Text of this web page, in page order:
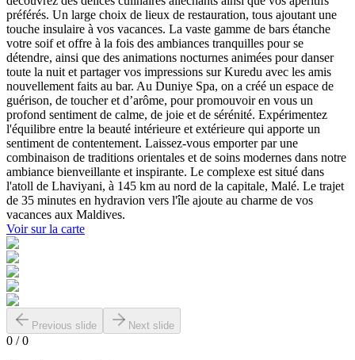
préférés. Un large choix de lieux de restauration, tous ajoutant une
touche insulaire à vos vacances. La vaste gamme de bars étanche
votre soif et offre à la fois des ambiances tranquilles pour se
détendre, ainsi que des animations nocturnes animées pour danser
toute la nuit et partager vos impressions sur Kuredu avec les amis
nouvellement faits au bar. Au Duniye Spa, on a créé un espace de
guérison, de toucher et d’arôme, pour promouvoir en vous un
profond sentiment de calme, de joie et de sérénité. Expérimentez
l'équilibre entre la beauté intérieure et extérieure qui apporte un
sentiment de contentement. Laissez-vous emporter par une
combinaison de traditions orientales et de soins modernes dans notre
ambiance bienveillante et inspirante. Le complexe est situé dans
l'atoll de Lhaviyani, à 145 km au nord de la capitale, Malé. Le trajet
de 35 minutes en hydravion vers l'île ajoute au charme de vos
vacances aux Maldives.
Voir sur la carte
Previous slide Next slide
0 /0